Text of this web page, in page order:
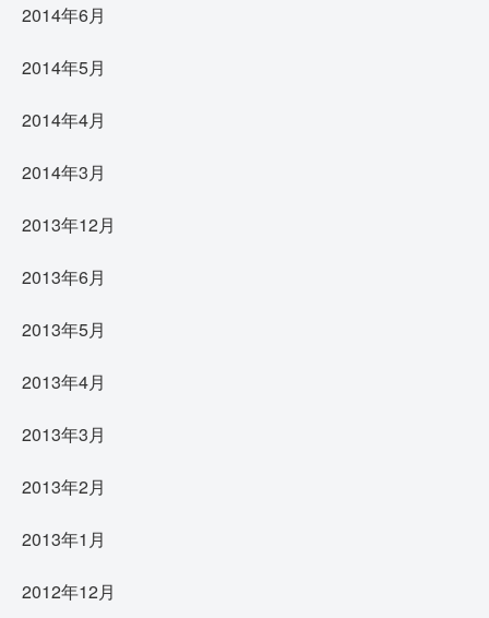
2014年6月
2014年5月
2014年4月
2014年3月
2013年12月
2013年6月
2013年5月
2013年4月
2013年3月
2013年2月
2013年1月
2012年12月